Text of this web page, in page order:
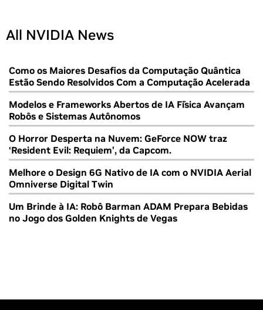
All NVIDIA News
Como os Maiores Desafios da Computação Quântica
Estão Sendo Resolvidos Com a Computação Acelerada
Modelos e Frameworks Abertos de IA Física Avançam
Robôs e Sistemas Autônomos
O Horror Desperta na Nuvem: GeForce NOW traz
‘Resident Evil: Requiem’, da Capcom.
Melhore o Design 6G Nativo de IA com o NVIDIA Aerial
Omniverse Digital Twin
Um Brinde à IA: Robô Barman ADAM Prepara Bebidas
no Jogo dos Golden Knights de Vegas